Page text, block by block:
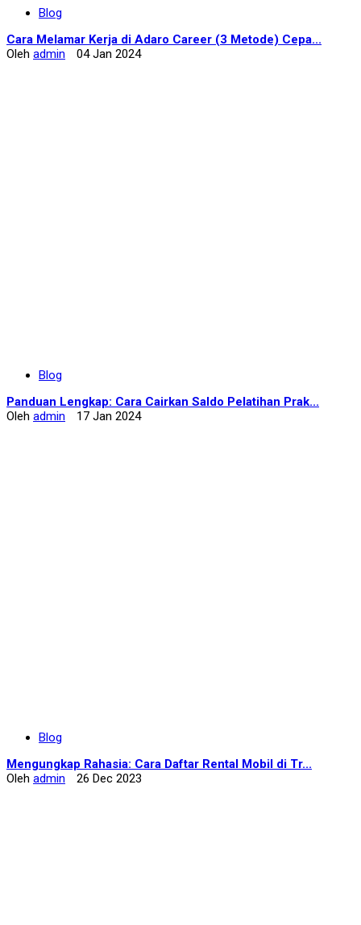
Blog
Cara Melamar Kerja di Adaro Career (3 Metode) Cepa...
Oleh admin 04 Jan 2024
Blog
Panduan Lengkap: Cara Cairkan Saldo Pelatihan Prak...
Oleh admin 17 Jan 2024
Blog
Mengungkap Rahasia: Cara Daftar Rental Mobil di Tr...
Oleh admin 26 Dec 2023